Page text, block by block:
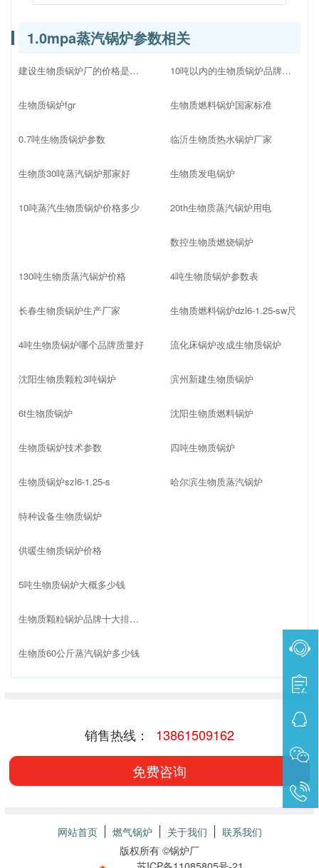
1.0mpa蒸汽锅炉参数相关
建设生物质锅炉厂的价格是多少
生物质锅炉fgr
0.7吨生物质锅炉参数
生物质30吨蒸汽锅炉那家好
10吨蒸汽生物质锅炉价格多少
10吨以内的生物质锅炉品牌十大排名
生物质燃料锅炉国家标准
临沂生物质热水锅炉厂家
生物质发电锅炉
20th生物质蒸汽锅炉用电
数控生物质燃烧锅炉
130吨生物质蒸汽锅炉价格
长春生物质锅炉生产厂家
4吨生物质锅炉哪个品牌质量好
沈阳生物质颗粒3吨锅炉
6t生物质锅炉
生物质锅炉技术参数
4吨生物质锅炉参数表
生物质燃料锅炉dzl6-1.25-sw尺
流化床锅炉改成生物质锅炉
滨州新建生物质锅炉
沈阳生物质燃料锅炉
四吨生物质锅炉
生物质锅炉szl6-1.25-s
特种设备生物质锅炉
供暖生物质锅炉价格
5吨生物质锅炉大概多少钱
生物质颗粒锅炉品牌十大排名榜
生物质60公斤蒸汽锅炉多少钱
哈尔滨生物质蒸汽锅炉
销售热线： 13861509162
免费咨询
网站首页 燃气锅炉 关于我们
联系我们
版权所有 ©锅炉厂